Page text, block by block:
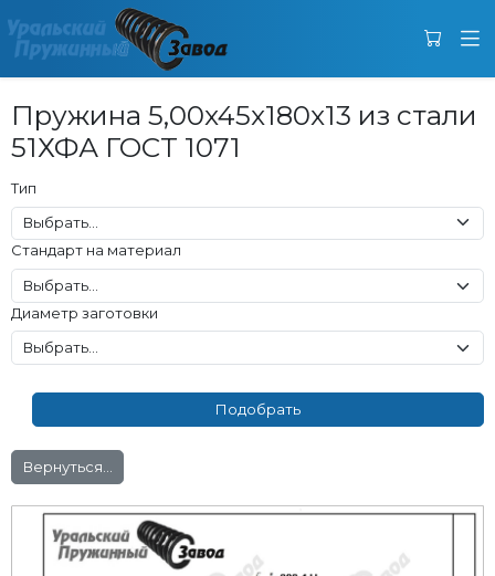
Пружина 5,00x45x180x13 из стали
51ХФА ГОСТ 1071
Тип
Стандарт на материал
Диаметр заготовки
Вернуться...